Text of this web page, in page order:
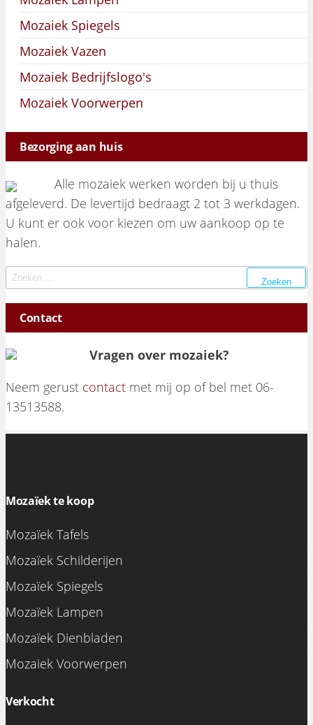
Mozaiek Spiegels
Mozaiek Vazen
Mozaiek Bedrijfslogo's
Mozaiek Voorwerpen
Bezorging aan huis
Alle mozaiek werken worden bij u thuis
afgeleverd. De levertijd bedraagt 2 tot 3 werkdagen.
U kunt er ook voor kiezen om uw aankoop op te
halen.
Zoeken naar:
Contact
Vragen over mozaiek?
Neem gerust contact met mij op of bel met 06-
13513588.
Mozaïek te koop
Mozaïek Tafels
Mozaïek Schilderijen
Mozaïek Spiegels
Mozaïek Lampen
Mozaïek Dienbladen
Mozaiek Voorwerpen
Verkocht